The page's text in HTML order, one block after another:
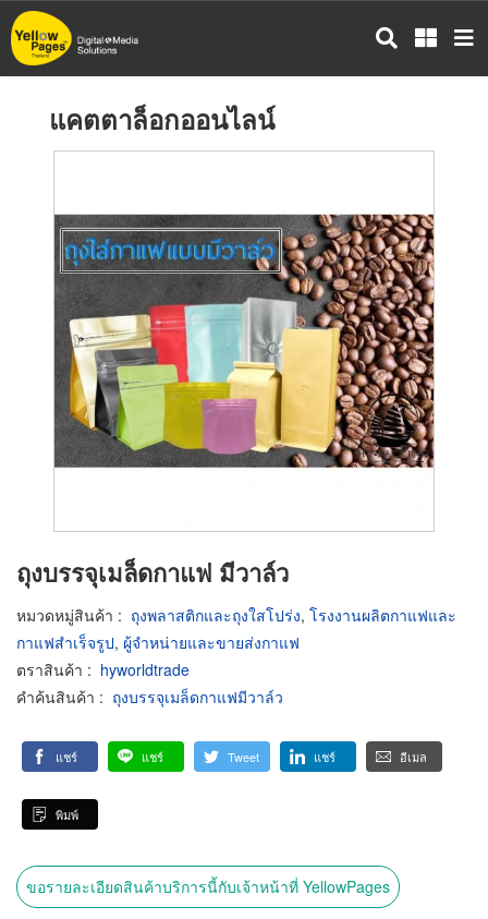
ข้าม
ไป
แคตตาล็อกออนไลน์
ถุงบรรจุเมล็ดกาแฟ มีวาล์ว
หมวดหมู่สินค้า : ถุงพลาสติกและถุงใสโปร่ง, โรงงานผลิตกาแฟและ
กาแฟสำเร็จรูป, ผู้จำหน่ายและขายส่งกาแฟ
ตราสินค้า : hyworldtrade
คำค้นสินค้า : ถุงบรรจุเมล็ดกาแฟมีวาล์ว
แชร์ แชร์ Tweet แชร์ อีเมล
พิมพ์
ขอรายละเอียดสินค้าบริการนี้กับเจ้าหน้าที่ YellowPages